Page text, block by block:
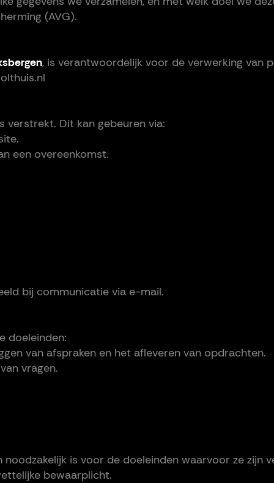
(AVG).
, is verantwoordelijk voor de verwerking van
verstrekt. Dit kan gebeuren via:
een overeenkomst.
bij communicatie via e-mail.
doeleinden:
van afspraken en het afleveren van opdrachten.
vragen.
is voor de doeleinden waarvoor ze zijn
bewaarplicht.